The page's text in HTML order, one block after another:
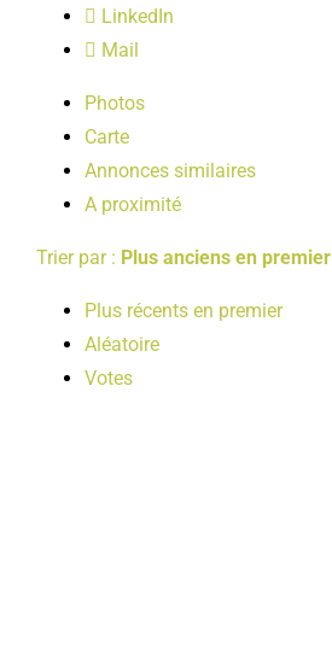
PUBLICATIONS
LinkedIn
Mail
Photos
Carte
Annonces similaires
A proximité
Trier par : Plus anciens en premier
Plus récents en premier
Aléatoire
Votes